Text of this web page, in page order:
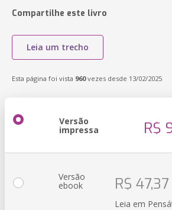
Compartilhe este livro
Leia um trecho
Esta página foi vista 960vezes desde 13/02/2025
Versão
impressa R$
Versão
ebook R$ 47,37
Leia em